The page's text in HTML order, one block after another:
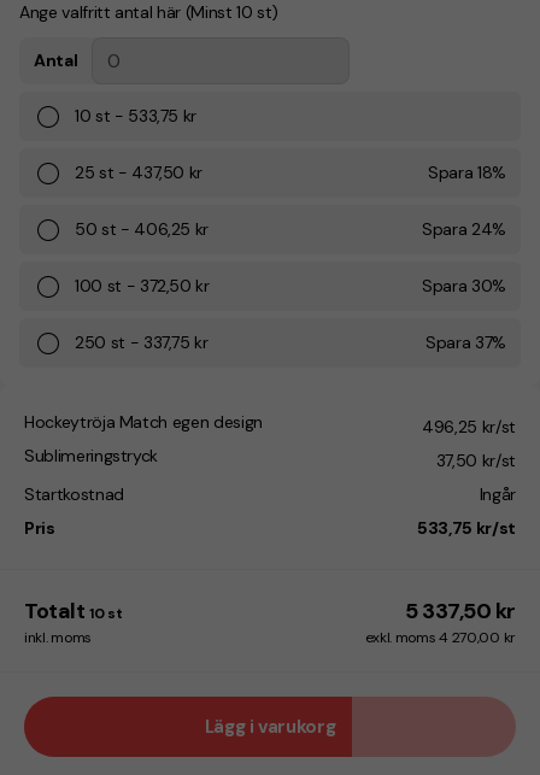
Ange valfritt antal här (Minst 10 st)
Antal
10 st - 533,75 kr
25 st - 437,50 kr Spara18%
50 st - 406,25 kr Spara 24%
100 st - 372,50 kr Spara 30%
250 st - 337,75 kr Spara 37%
Hockeytröja Match egen design
496,25 kr/st
Sublimeringstryck
37,50 kr/st
Startkostnad
Ingår
Pris
533,75 kr/st
Totalt 10 st 5 337,50 kr
inkl. moms exkl. moms 4 270,00 kr
Lägg i varukorg